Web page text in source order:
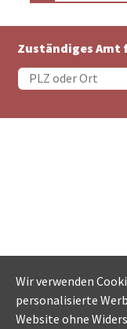
Zuständiges Amt
Wir verwenden
personalisierte
Website ohne